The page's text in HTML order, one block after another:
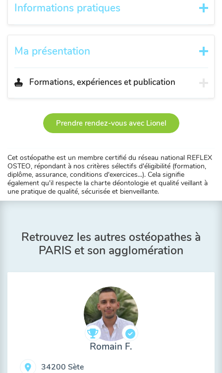
Informations pratiques
Ma présentation
Formations, expériences et publication
Prendre rendez-vous avec Lionel
Cet ostéopathe est un membre certifié du réseau national REFLEX
OSTEO, répondant à nos critères sélectifs d'éligibilité (formation,
diplôme, assurance, conditions d'exercices...). Cela signifie
également qu'il respecte la charte déontologie et qualité veillant à
une pratique de qualité, sécurisée et bienveillante.
Retrouvez les autres ostéopathes à
PARIS et son agglomération
Romain F.
34200 Sète